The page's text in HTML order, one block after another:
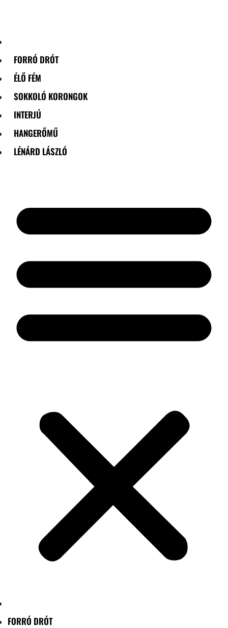
FORRÓ DRÓT
ÉLŐ FÉM
SOKKOLÓ KORONGOK
INTERJÚ
HANGERŐMŰ
LÉNÁRD LÁSZLÓ
FORRÓ DRÓT